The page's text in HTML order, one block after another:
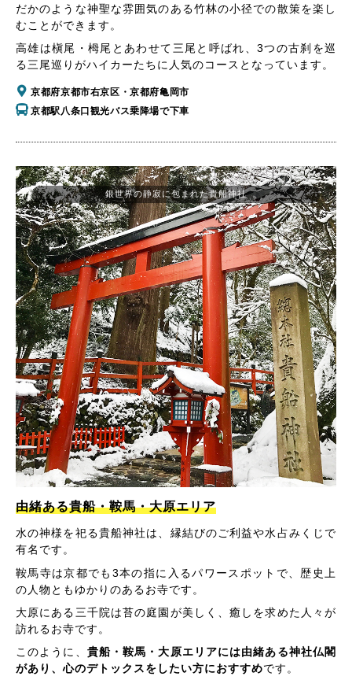
だかのような神聖な雰囲気のある竹林の小径での散策を楽し
むことができます。
高雄は槇尾・栂尾とあわせて三尾と呼ばれ、3つの古刹を巡
る三尾巡りがハイカーたちに人気のコースとなっています。
京都府京都市右京区・京都府亀岡市
京都駅八条口観光バス乗降場で下車
由緒ある貴船・鞍馬・大原エリア
水の神様を祀る貴船神社は、縁結びのご利益や水占みくじで
有名です。
鞍馬寺は京都でも3本の指に入るパワースポットで、歴史上
の人物ともゆかりのあるお寺です。
大原にある三千院は苔の庭園が美しく、癒しを求めた人々が
訪れるお寺です。
このように、 貴船・鞍馬・大原エリアには由緒ある神社仏閣
があり、心のデトックスをしたい方におすすめです。
銀世界の静寂に包まれた貴船神社